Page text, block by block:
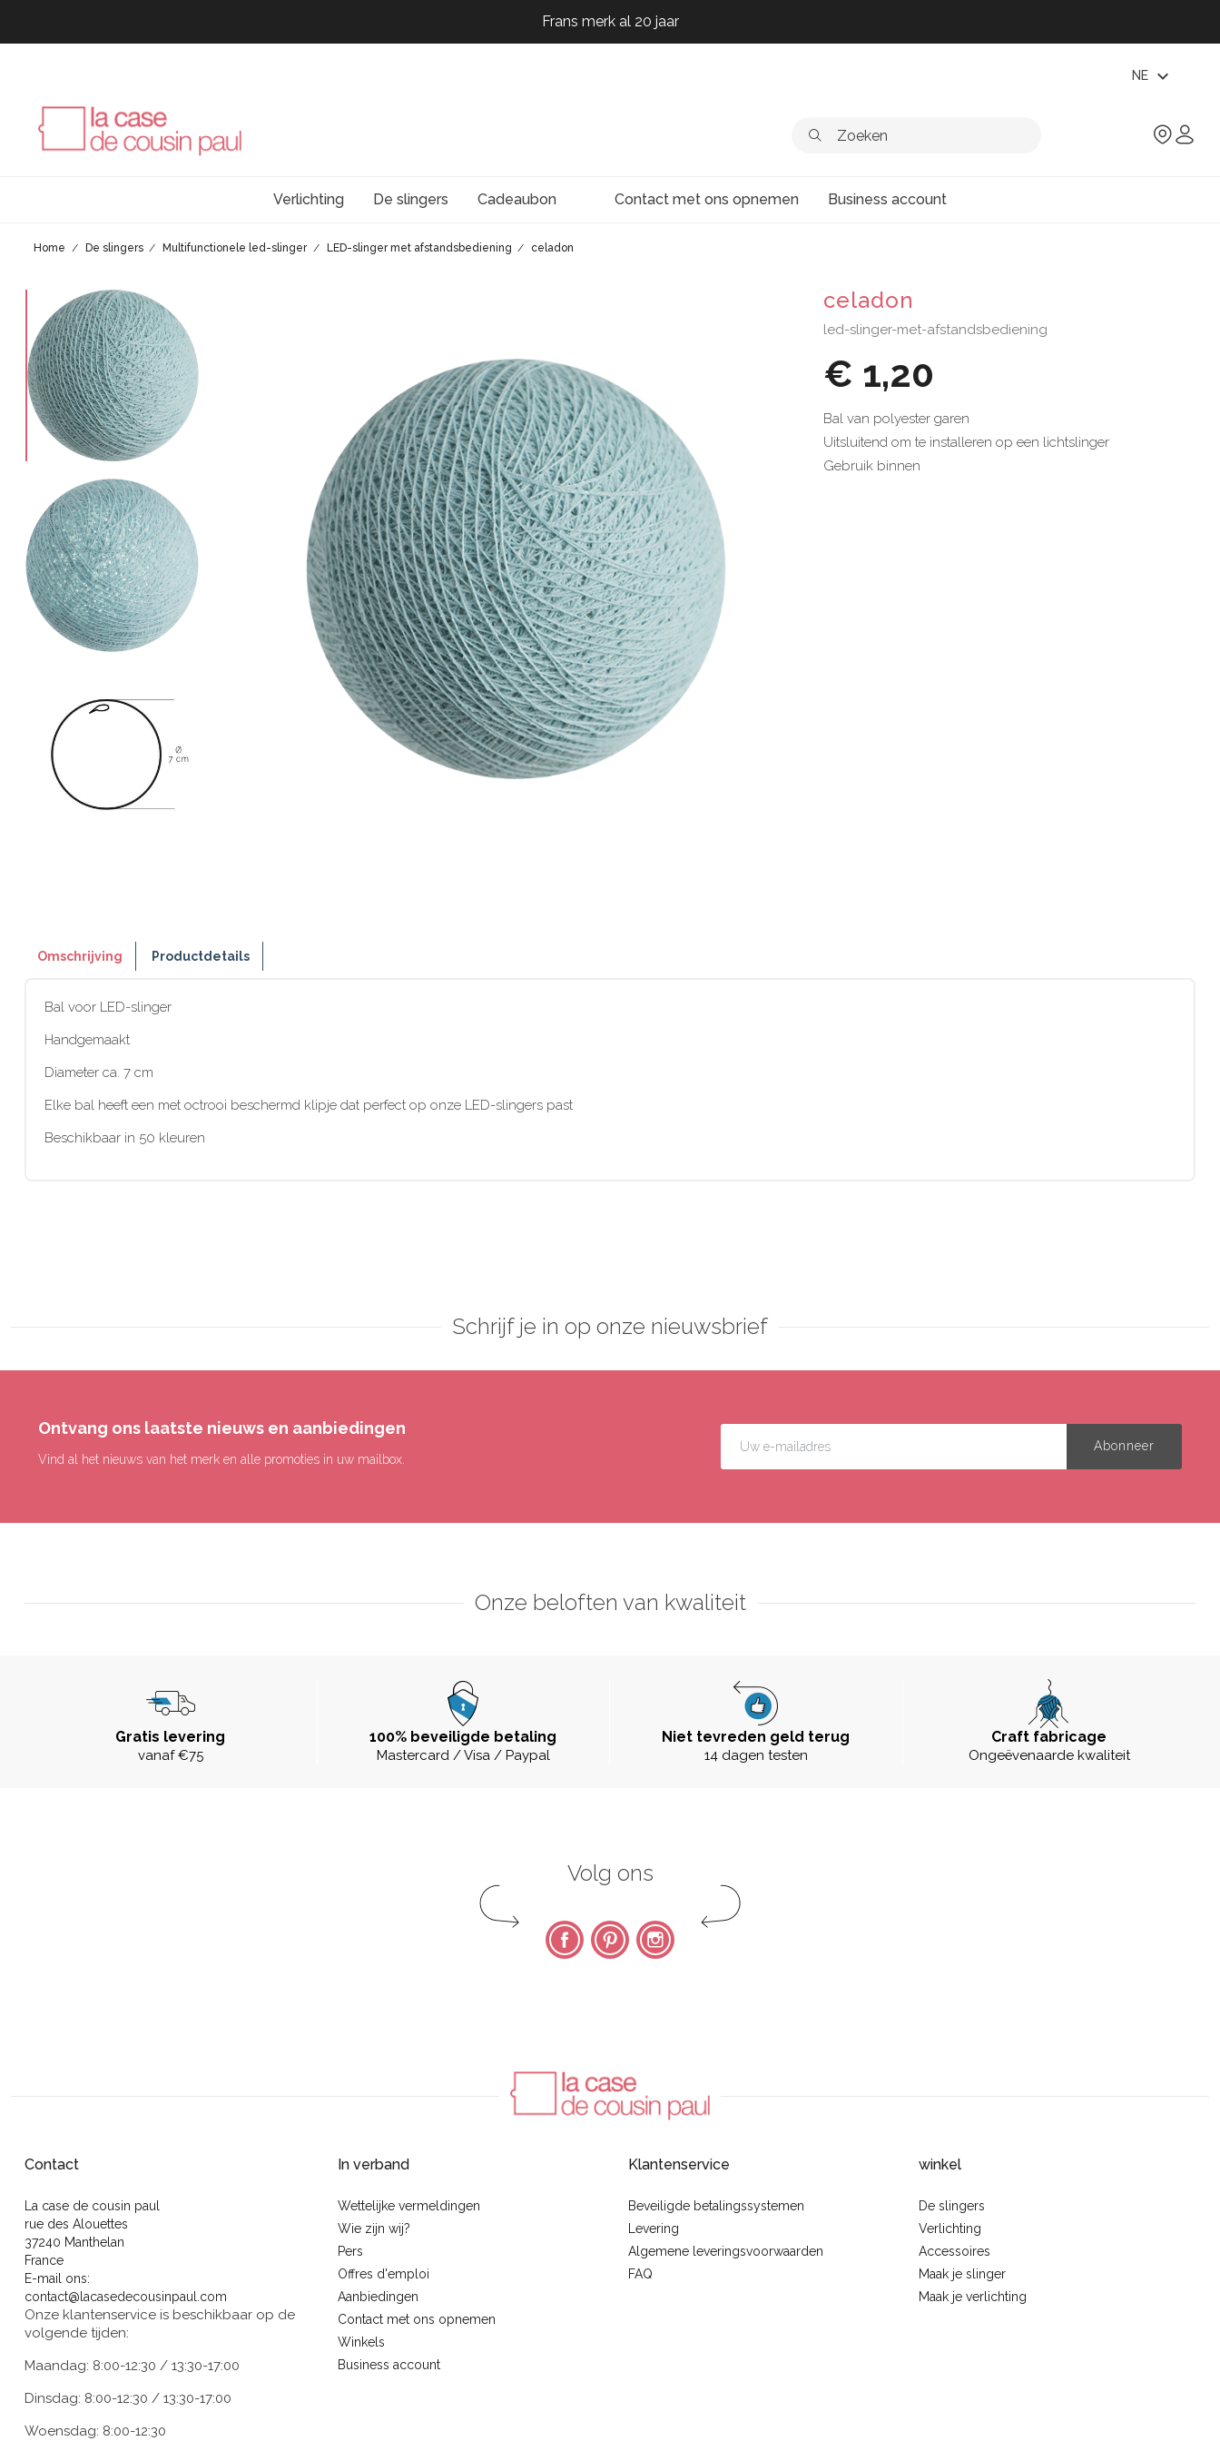
Frans merk al 20 jaar
Frans merk al 20 jaar
NE expand_more
Verlichting De slingers Cadeaubon Contact met ons opnemen Business account
Home De slingers Multifunctionele led-slinger LED-slinger met afstandsbediening celadon
celadon
led-slinger-met-afstandsbediening
€ 1,20
Bal van polyester garen
Uitsluitend om te installeren op een lichtslinger
Gebruik binnen
Omschrijving Productdetails
Bal voor LED-slinger
Handgemaakt
Diameter ca. 7 cm
Elke bal heeft een met octrooi beschermd klipje dat perfect op onze LED-slingers past
Beschikbaar in 50 kleuren
Schrijf je in op onze nieuwsbrief
Ontvang ons laatste nieuws en aanbiedingen
Vind al het nieuws van het merk en alle promoties in uw mailbox.
Onze beloften van kwaliteit
Gratis levering
vanaf €75
100% beveiligde betaling
Mastercard / Visa / Paypal
Niet tevreden geld terug
14 dagen testen
Craft fabricage
Ongeëvenaarde kwaliteit
Volg ons
FacebookPinterest Instagram
Contact
La case de cousin paul
rue des Alouettes
37240 Manthelan
France
E-mail ons:
contact@lacasedecousinpaul.com
Onze klantenservice is beschikbaar op de
volgende tijden:
Maandag: 8:00-12:30 / 13:30-17:00
Dinsdag: 8:00-12:30 / 13:30-17:00
Woensdag: 8:00-12:30
In verband
Wettelijke vermeldingen
Wie zijn wij?
Pers
Offres d'emploi
Aanbiedingen
Contact met ons opnemen
Winkels
Business account
Klantenservice
Beveiligde betalingssystemen
Levering
Algemene leveringsvoorwaarden
FAQ
winkel
De slingers
Verlichting
Accessoires
Maak je slinger
Maak je verlichting